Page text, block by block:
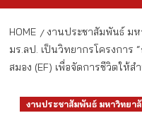
HOME งานประชาสัมพันธ์ ม
มร.ลป. เป็นวิทยากรโครงการ
สมอง (EF) เพื่อจัดการชีวิตให้ส
งานประชาสัมพันธ์ มหาวิทยา